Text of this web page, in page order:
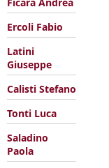
Ercoli Fabio
Latini
Giuseppe
Calisti Stefano
Tonti Luca
Saladino
Paola